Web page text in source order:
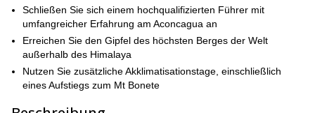
Schließen Sie sich einem hochqualifizierten Führer mit
umfangreicher Erfahrung am Aconcagua an
Erreichen Sie den Gipfel des höchsten Berges der Welt
außerhalb des Himalaya
Nutzen Sie zusätzliche Akklimatisationstage, einschließlich
eines Aufstiegs zum Mt Bonete